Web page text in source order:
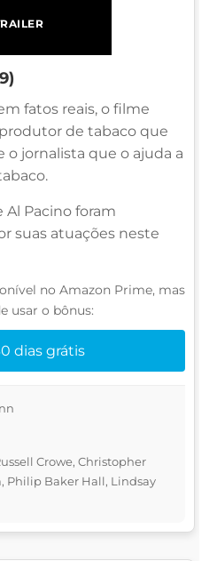
fatos reais, o filme
de tabaco que
jornalista que o ajuda a
Al Pacino foram
suas atuações neste
no Amazon Prime, mas
usar o bônus:
dias grátis
Crowe, Christopher
Philip Baker Hall, Lindsay